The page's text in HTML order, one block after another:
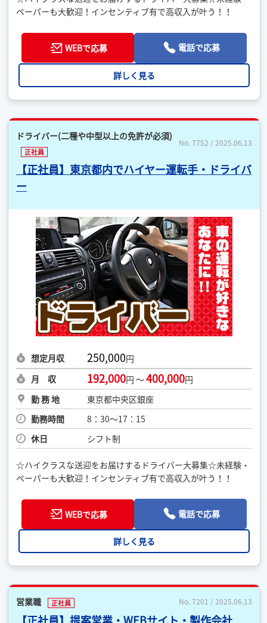
ペーパーも大歓迎！インセンティブ有で高収入が叶う！！
WEBで応募 電話で応募
詳しく見る
ドライバー(二種や中型以上の免許が必須)
正社員
No. 7752 / 2025.06.13
【正社員】東京都内でハイヤー運転手・ドライバ
ー
想定月収 250,000円
月 収
192,000円 ～400,000円
勤 務 地
東京都中央区銀座
勤務時間
8：30〜17：15
休日
シフト制
☆ハイクラスな送迎をお届けするドライバー大募集☆未経験・
ペーパーも大歓迎！インセンティブ有で高収入が叶う！！
WEBで応募 電話で応募
詳しく見る
営業職 正社員 No. 7201 / 2025.06.13